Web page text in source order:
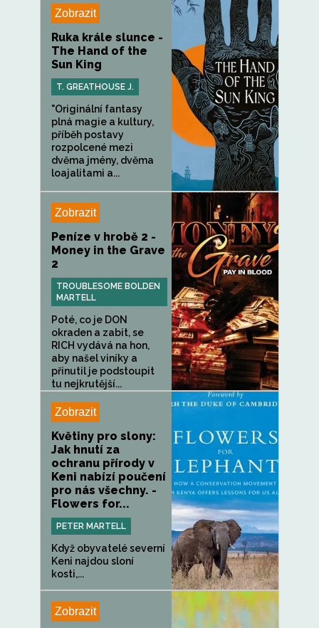
Zobrazit
Ruka krále slunce -
The Hand of the
Sun King
T. GREATHOUSE J.
"Originální fantasy
plná magie a kultury,
příběh postavy
rozpolcené mezi
dvěma jmény, dvěma
loajalitami a...
Zobrazit
Peníze v hrobě 2 -
Money in the Grave
2
TROUBLESOME BOLDEN
MARTELL
Poté, co je DON
okraden a zabit, se
RICH vydává na hon,
aby našel viníky a
přinutil je podstoupit
tu nejkrutější...
Zobrazit
Květiny pro slony:
Jak hnutí za
ochranu přírody v
Keni nabízí poučení
pro nás všechny. -
Flowers for...
PETER MARTELL
Když obyvatelé severní
Keni najdou sloní
kosti,...
Zobrazit